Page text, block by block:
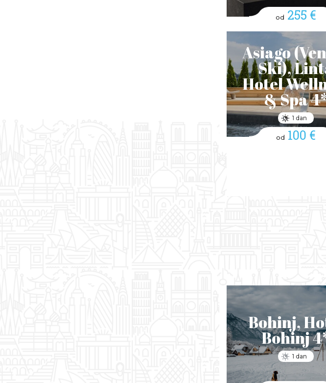
od 255 €
Asiago
Ski),
Hotel
& Spa
1 dan
od 100 €
Bohinj,
Bohinj
1 dan